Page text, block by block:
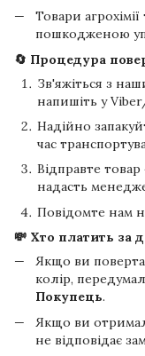
Товари
пошкодженою
🔄 Процедура
Зв'яжіться з
напишіть у
Надійно
час
Відправте
надасть
Повідомте нам
💸 Хто платить за
Якщо ви
колір,
Покупець.
Якщо ви
не відповідає